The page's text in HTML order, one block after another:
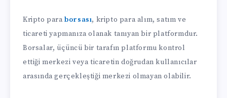
Kripto paraborsası, kripto para alım, satım ve
ticareti yapmanıza olanak tanıyan bir platformdur.
Borsalar, üçüncü bir tarafın platformu kontrol
ettiği merkezi veya ticaretin doğrudan kullanıcılar
arasında gerçekleştiği merkezi olmayan olabilir.